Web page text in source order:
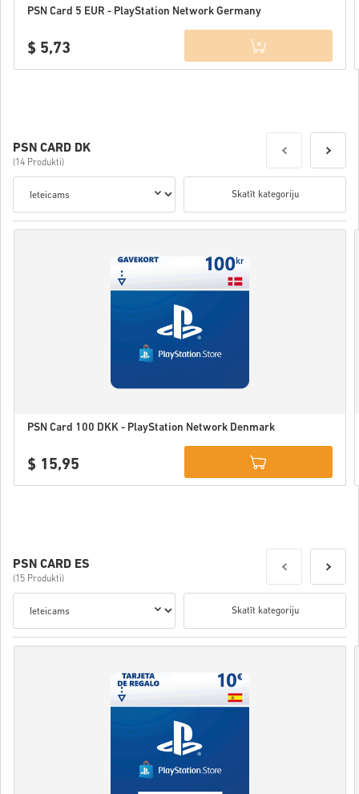
PSN Card 5 EUR - PlayStation Network Germany
$ 5,73
PSN CARD DK
(14 Produkti)
Skatīt kategoriju
PSN Card 100 DKK - PlayStation Network Denmark
$ 15,95
PSN CARD ES
(15 Produkti)
Skatīt kategoriju